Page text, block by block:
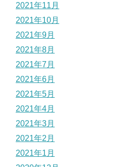
2021年11月
2021年10月
2021年9月
2021年8月
2021年7月
2021年6月
2021年5月
2021年4月
2021年3月
2021年2月
2021年1月